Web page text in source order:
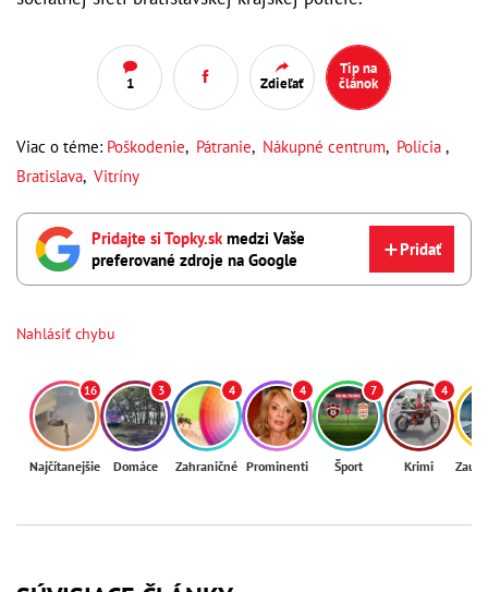
1 Zdieľať
Tip na
článok
Viac o téme: Poškodenie, Pátranie, Nákupné centrum, Polícia ,
Bratislava, Vitríny
Pridajte si Topky.skmedzi Vaše
preferované zdroje na Google
Pridať
Nahlásiť chybu
16
Najčítanejšie
3
Domáce
4
Zahraničné
4
Prominenti
7
Šport
4
Krimi